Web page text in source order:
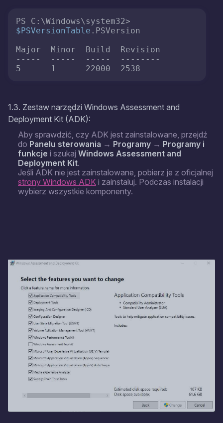
$PSVersionTable .PSVersion
Major  Minor  Build  Revision
-----  -----  -----  --------
5      1      22000  2538
1.3. Zestaw narzędzi Windows Assessment and
Deployment Kit (ADK):
Aby sprawdzić, czy ADK jest zainstalowane, przejdź
do Panelu sterowania → Programy → Programy i
funkcje i szukaj Windows Assessment and
Deployment Kit.
Jeśli ADK nie jest zainstalowane, pobierz je z oficjalnej
strony Windows ADK i zainstaluj. Podczas instalacji
wybierz wszystkie komponenty.